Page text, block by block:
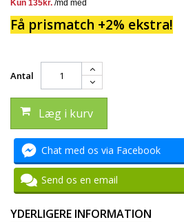
Få prismatch +2% ekstra!
Antal
Læg i kurv
Chat med os via Facebook
Send os en email
YDERLIGERE INFORMATION